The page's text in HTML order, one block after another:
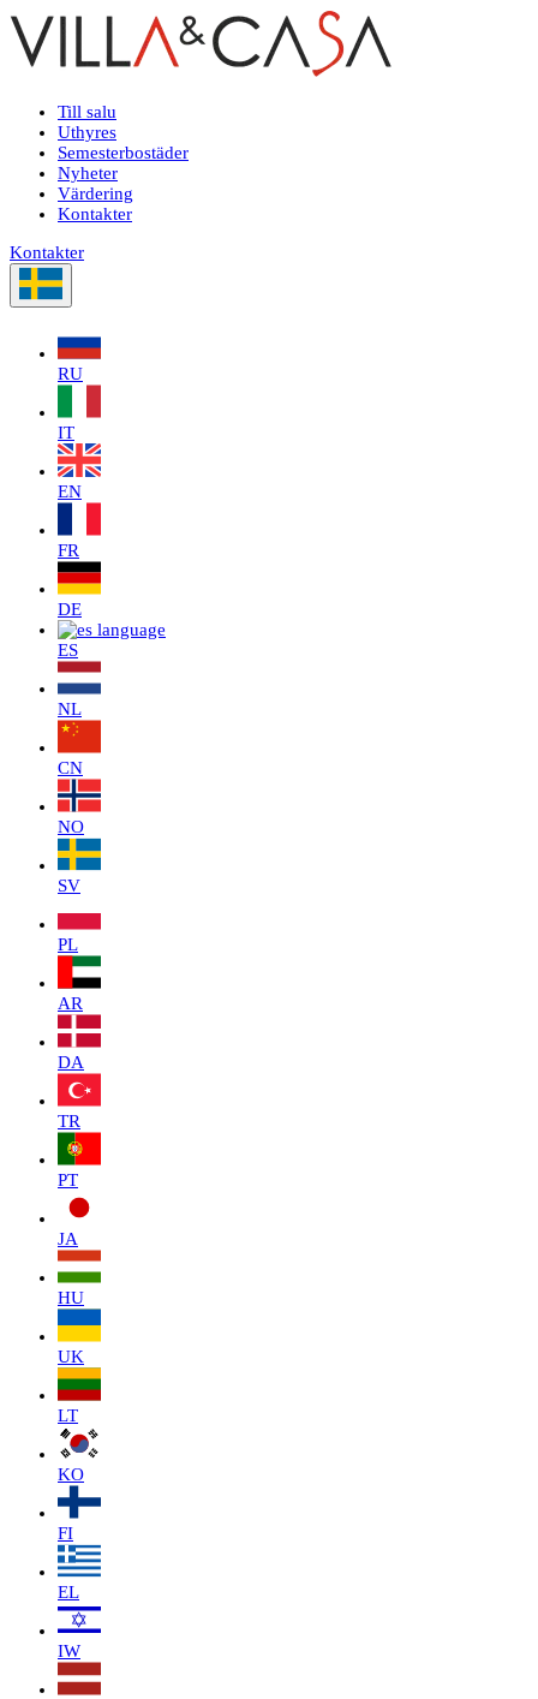
Till salu
Uthyres
Semesterbostäder
Nyheter
Värdering
Kontakter
Kontakter
RU
IT
EN
FR
DE
ES
NL
CN
NO
SV
PL
AR
DA
TR
PT
JA
HU
UK
LT
KO
FI
EL
IW